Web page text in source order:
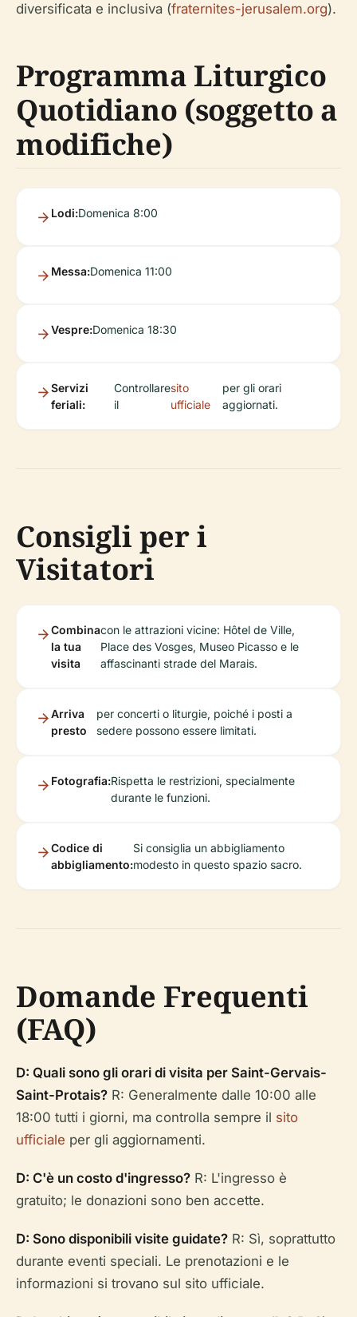
diversificata e inclusiva (fraternites-jerusalem.org).
Programma Liturgico
Quotidiano (soggetto a
modifiche)
Lodi:Domenica 8:00
Messa:Domenica 11:00
Vespre:Domenica 18:30
Servizi
feriali:
Controllare
il
sito
ufficiale
per gli orari
aggiornati.
Consigli per i
Visitatori
Combina
la tua
visita
con le attrazioni vicine: Hôtel de Ville,
Place des Vosges, Museo Picasso e le
affascinanti strade del Marais.
Arriva
presto
per concerti o liturgie, poiché i posti a
sedere possono essere limitati.
Fotografia:Rispetta le restrizioni, specialmente
durante le funzioni.
Codice di
abbigliamento:
Si consiglia un abbigliamento
modesto in questo spazio sacro.
Domande Frequenti
(FAQ)
D: Quali sono gli orari di visita per Saint-Gervais-
Saint-Protais? R: Generalmente dalle 10:00 alle
18:00 tutti i giorni, ma controlla sempre il sito
ufficiale per gli aggiornamenti.
D: C'è un costo d'ingresso? R: L'ingresso è
gratuito; le donazioni sono ben accette.
D: Sono disponibili visite guidate? R: Sì, soprattutto
durante eventi speciali. Le prenotazioni e le
informazioni si trovano sul sito ufficiale.